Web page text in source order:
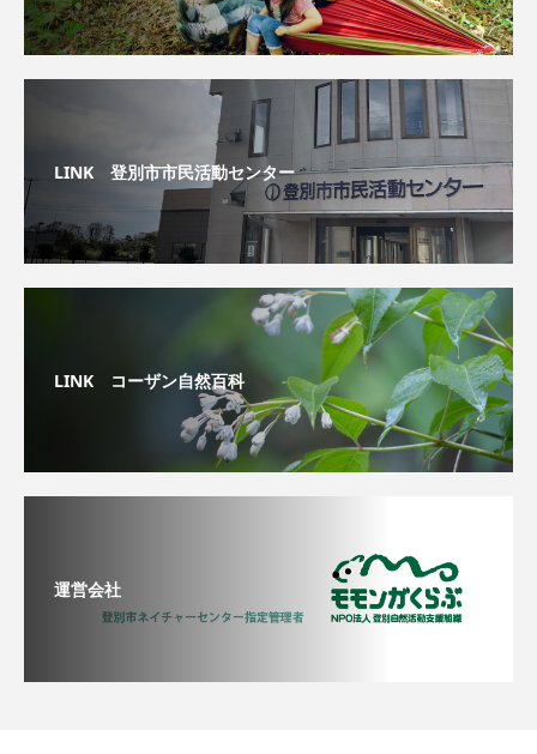
LINK 登別市市民活動センター
LINK コーザン自然百科
運営会社